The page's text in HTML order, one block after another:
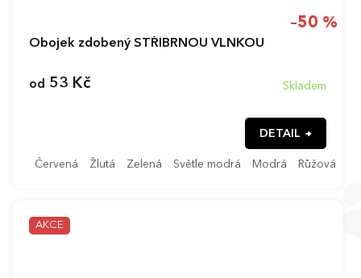
–50 %
Obojek zdobený STŘÍBRNOU VLNKOU
Skladem
od 53 Kč
DETAIL
Červená Žlutá Zelená Světle modrá Modrá Růžová
AKCE